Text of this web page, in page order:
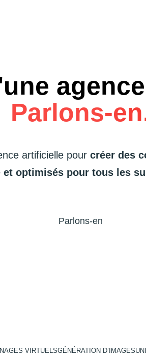
Parlons-
artificielle pour créer des
et optimisés pour tous les
Parlons-en
VIRTUELSGÉNÉRATION D’IMAGES